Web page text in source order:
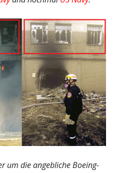
um die angebliche Boeing-